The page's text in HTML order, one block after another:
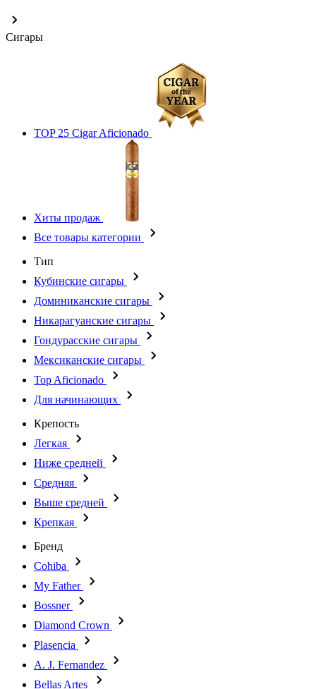
Сигары
TOP 25 Cigar Aficionado
Хиты продаж
Все товары категории
Тип
Кубинские сигары
Доминиканские сигары
Никарагуанские сигары
Гондурасские сигары
Мексиканские сигары
Top Aficionado
Для начинающих
Крепость
Легкая
Ниже средней
Средняя
Выше средней
Крепкая
Бренд
Cohiba
My Father
Bossner
Diamond Crown
Plasencia
A. J. Fernandez
Bellas Artes